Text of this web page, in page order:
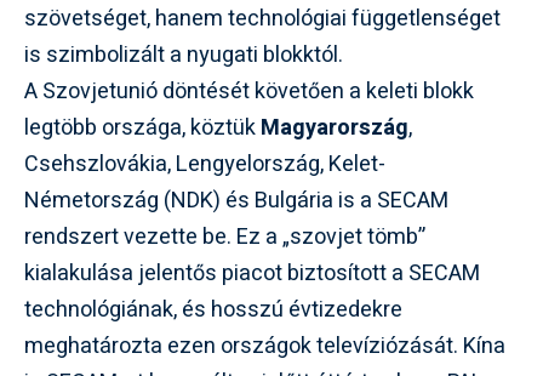
szövetséget, hanem technológiai függetlenséget
is szimbolizált a nyugati blokktól.
A Szovjetunió döntését követően a keleti blokk
legtöbb országa, köztükMagyarország,
Csehszlovákia, Lengyelország, Kelet-
Németország (NDK) és Bulgária is a SECAM
rendszert vezette be. Ez a „szovjet tömb”
kialakulása jelentős piacot biztosított a SECAM
technológiának, és hosszú évtizedekre
meghatározta ezen országok televíziózását. Kína